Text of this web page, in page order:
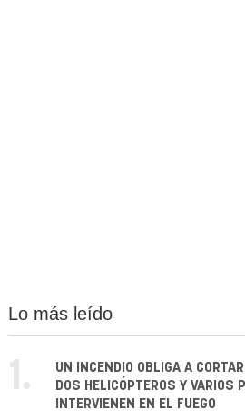
Lo más leído
1.
UN INCENDIO OBLIGA A
DOS HELICÓPTEROS Y VARIOS
INTERVIENEN EN EL FUEGO